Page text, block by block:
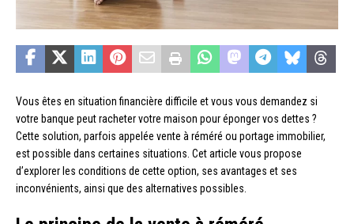
Vous êtes en situation financière difficile et vous vous demandez si
votre banque peut racheter votre maison pour éponger vos dettes ?
Cette solution, parfois appelée vente à réméré ou portage immobilier,
est possible dans certaines situations. Cet article vous propose
d’explorer les conditions de cette option, ses avantages et ses
inconvénients, ainsi que des alternatives possibles.